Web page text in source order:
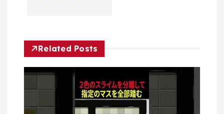
シ
ョ
ン
Related Posts